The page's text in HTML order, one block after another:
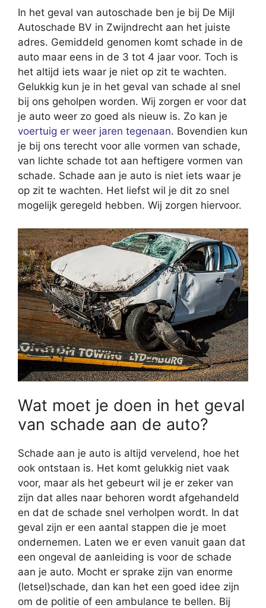
In het geval van autoschade ben je bij De Mijl
Autoschade BV in Zwijndrecht aan het juiste
adres. Gemiddeld genomen komt schade in de
auto maar eens in de 3 tot 4 jaar voor. Toch is
het altijd iets waar je niet op zit te wachten.
Gelukkig kun je in het geval van schade al snel
bij ons geholpen worden. Wij zorgen er voor dat
je auto weer zo goed als nieuw is. Zo kan je
voertuig er weer jaren tegenaan. Bovendien kun
je bij ons terecht voor alle vormen van schade,
van lichte schade tot aan heftigere vormen van
schade. Schade aan je auto is niet iets waar je
op zit te wachten. Het liefst wil je dit zo snel
mogelijk geregeld hebben. Wij zorgen hiervoor.
Wat moet je doen in het geval
van schade aan de auto?
Schade aan je auto is altijd vervelend, hoe het
ook ontstaan is. Het komt gelukkig niet vaak
voor, maar als het gebeurt wil je er zeker van
zijn dat alles naar behoren wordt afgehandeld
en dat de schade snel verholpen wordt. In dat
geval zijn er een aantal stappen die je moet
ondernemen. Laten we er even vanuit gaan dat
een ongeval de aanleiding is voor de schade
aan je auto. Mocht er sprake zijn van enorme
(letsel)schade, dan kan het een goed idee zijn
om de politie of een ambulance te bellen. Bij